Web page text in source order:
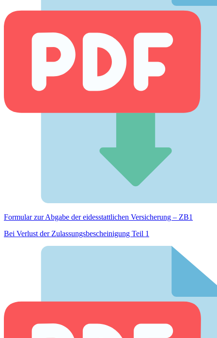
Formular zur Abgabe der eides­stattlichen Versicherung – ZB1
Bei Verlust der Zulassungsbescheinigung Teil 1